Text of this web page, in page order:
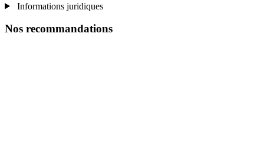
Informations juridiques
Nos recommandations